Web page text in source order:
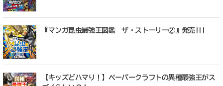
『マンガ昆虫最強王図鑑 ザ・ストーリー②』発売!!!
【キッズどハマり！】ペーパークラフトの異種最強王がス